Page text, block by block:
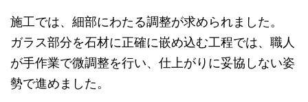
施工では、細部にわたる調整が求められました。
ガラス部分を石材に正確に嵌め込む工程では、職人
が手作業で微調整を行い、仕上がりに妥協しない姿
勢で進めました。